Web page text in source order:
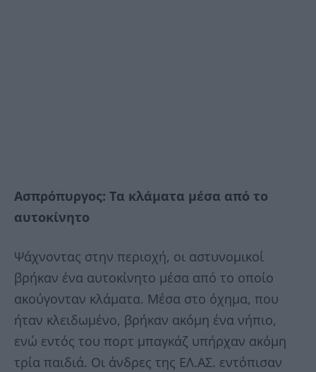
Ασπρόπυργος: Τα κλάματα μέσα από το
αυτοκίνητο
Ψάχνοντας στην περιοχή, οι αστυνομικοί
βρήκαν ένα αυτοκίνητο μέσα από το οποίο
ακούγονταν κλάματα. Μέσα στο όχημα, που
ήταν κλειδωμένο, βρήκαν ακόμη ένα νήπιο,
ενώ εντός του πορτ μπαγκάζ υπήρχαν ακόμη
τρία παιδιά. Οι άνδρες της ΕΛ.ΑΣ. εντόπισαν